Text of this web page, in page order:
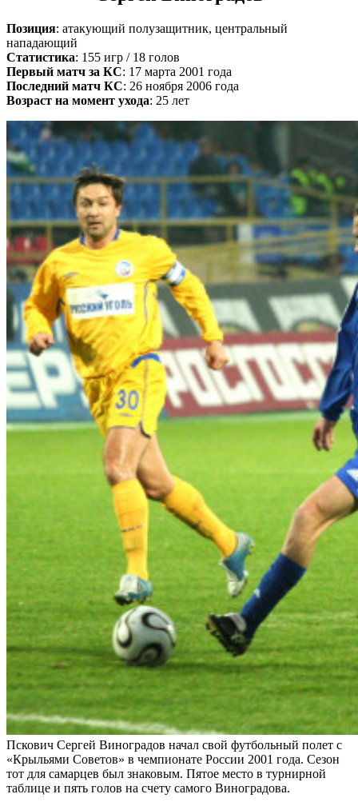
Позиция: атакующий полузащитник, центральный
нападающий
Статистика: 155 игр / 18 голов
Первый матч за КС: 17 марта 2001 года
Последний матч КС: 26 ноября 2006 года
Возраст на момент ухода: 25 лет
Пскович Сергей Виноградов начал свой футбольный полет с
«Крыльями Советов» в чемпионате России 2001 года. Сезон
тот для самарцев был знаковым. Пятое место в турнирной
таблице и пять голов на счету самого Виноградова.